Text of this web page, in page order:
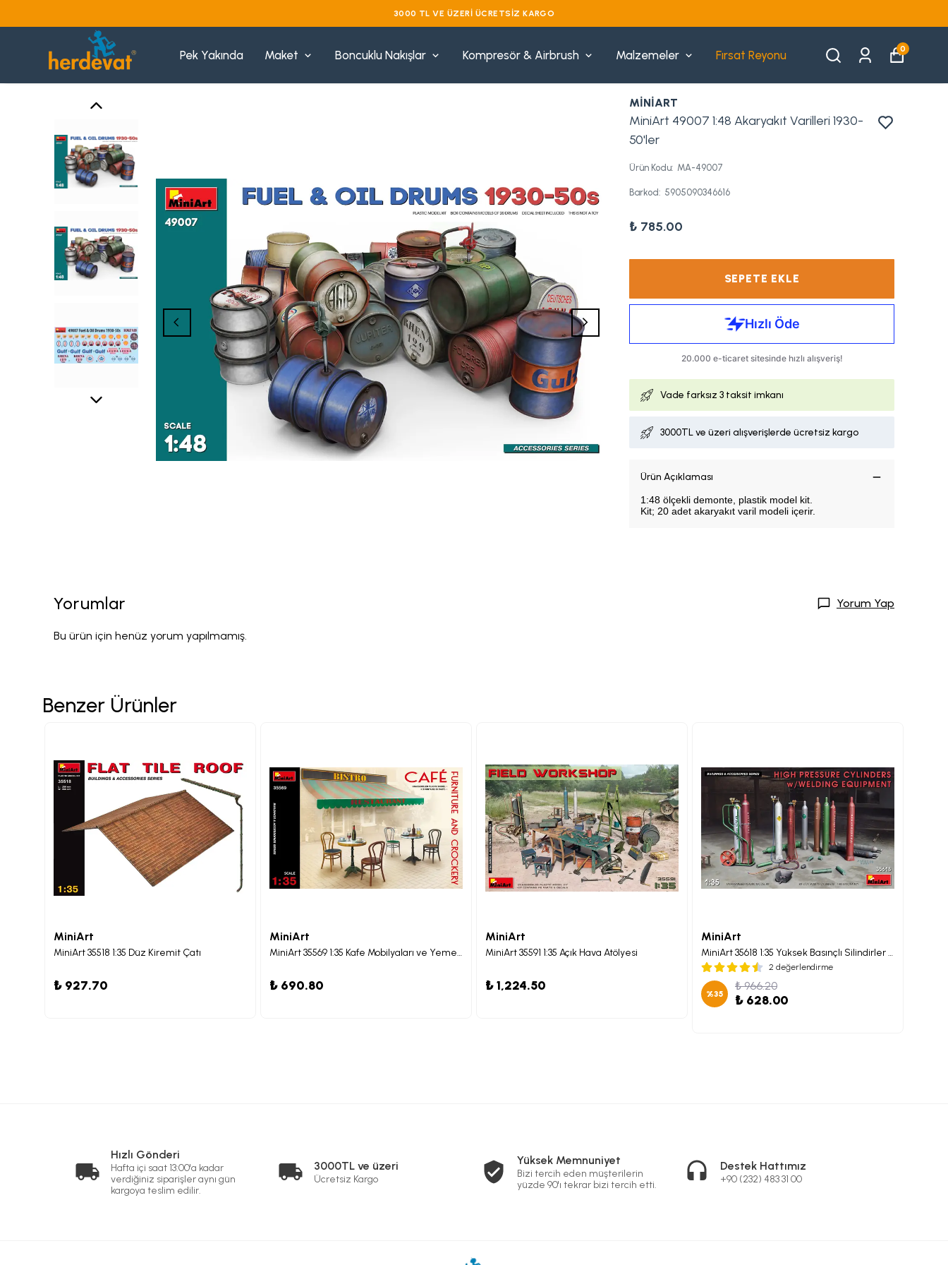
VADE FARKSIZ 3 TAKSIT
Pek Yakında Maket Boncuklu Nakışlar Kompresör & Airbrush Malzemeler Fırsat Reyonu 0
MİNİART
MiniArt 49007 1:48 Akaryakıt Varilleri 1930-
50'ler
Ürün Kodu: MA-49007
Barkod: 5905090346616
₺ 785.00
SEPETE EKLE
Vade farksız 3 taksit imkanı
3000TL ve üzeri alışverişlerde ücretsiz kargo
Ürün Açıklaması
1:48 ölçekli demonte, plastik model kit.
Kit; 20 adet akaryakıt varil modeli içerir.
Yorumlar Yorum Yap
Bu ürün için henüz yorum yapılmamış.
Benzer Ürünler
MiniArt
MiniArt 35518 1:35 Düz Kiremit Çatı
₺ 927.70
MiniArt
MiniArt 35569 1:35 Kafe Mobilyaları ve Yemek Gereçleri
₺ 690.80
MiniArt
MiniArt 35591 1:35 Açık Hava Atölyesi
₺ 1,224.50
MiniArt
MiniArt 35618 1:35 Yüksek Basınçlı Silindirler (Kaynak Ekipmanı ile birlikte)
2 değerlendirme
%35
₺ 966.20
₺ 628.00
Hızlı Gönderi
Hafta içi saat 13:00'a kadar
verdiğiniz siparişler aynı gün
kargoya teslim edilir.
3000TL ve üzeri
Ücretsiz Kargo
Yüksek Memnuniyet
Bizi tercih eden müşterilerin
yüzde 90'ı tekrar bizi tercih etti.
Destek Hattımız
+90 (232) 483 31 00